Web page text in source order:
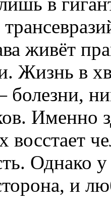
живёт
Жизнь в
болезни,
Именно
восстает
Однако
и